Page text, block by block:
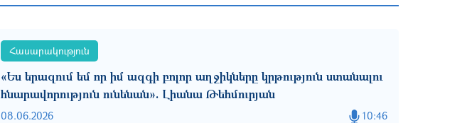
Հասարակություն
«Ես երազում եմ որ իմ ազգի բոլոր աղջիկները կրթություն ստանալու
հնարավորություն ունենան». Լիանա Թեհմուրյան
08.06.2026 10:46